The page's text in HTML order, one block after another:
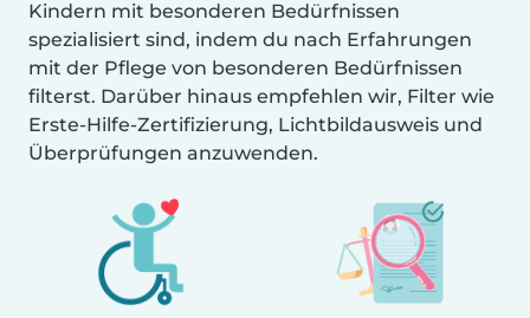
Kindern mit besonderen Bedürfnissen
spezialisiert sind, indem du nach Erfahrungen
mit der Pflege von besonderen Bedürfnissen
filterst. Darüber hinaus empfehlen wir, Filter wie
Erste-Hilfe-Zertifizierung, Lichtbildausweis und
Überprüfungen anzuwenden.